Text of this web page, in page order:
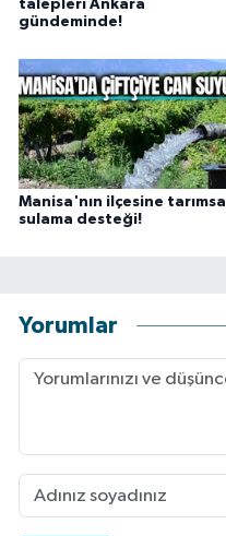
talepleri Ankara
gündeminde!
Manisa'nın ilçesine tarımsal
sulama desteği!
Yorumlar